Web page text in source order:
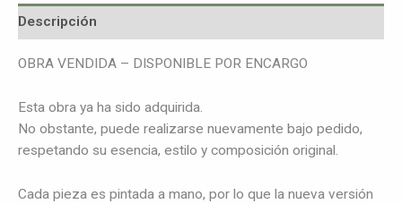
Descripción
OBRA VENDIDA – DISPONIBLE POR ENCARGO
Esta obra ya ha sido adquirida.
No obstante, puede realizarse nuevamente bajo pedido,
respetando su esencia, estilo y composición original.
Cada pieza es pintada a mano, por lo que la nueva versión